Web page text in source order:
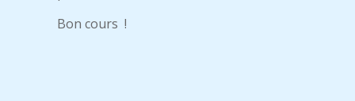
Bon cours !